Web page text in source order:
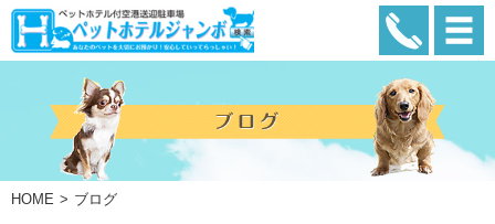
HOME ブログ